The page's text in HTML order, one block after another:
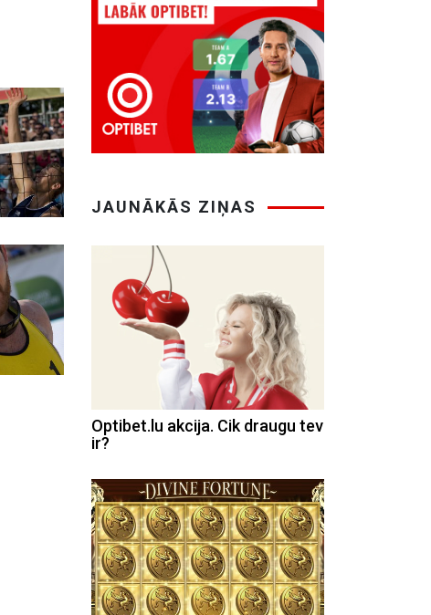
JAUNĀKĀS ZIŅAS
Optibet.lu akcija. Cik draugu tev
ir?